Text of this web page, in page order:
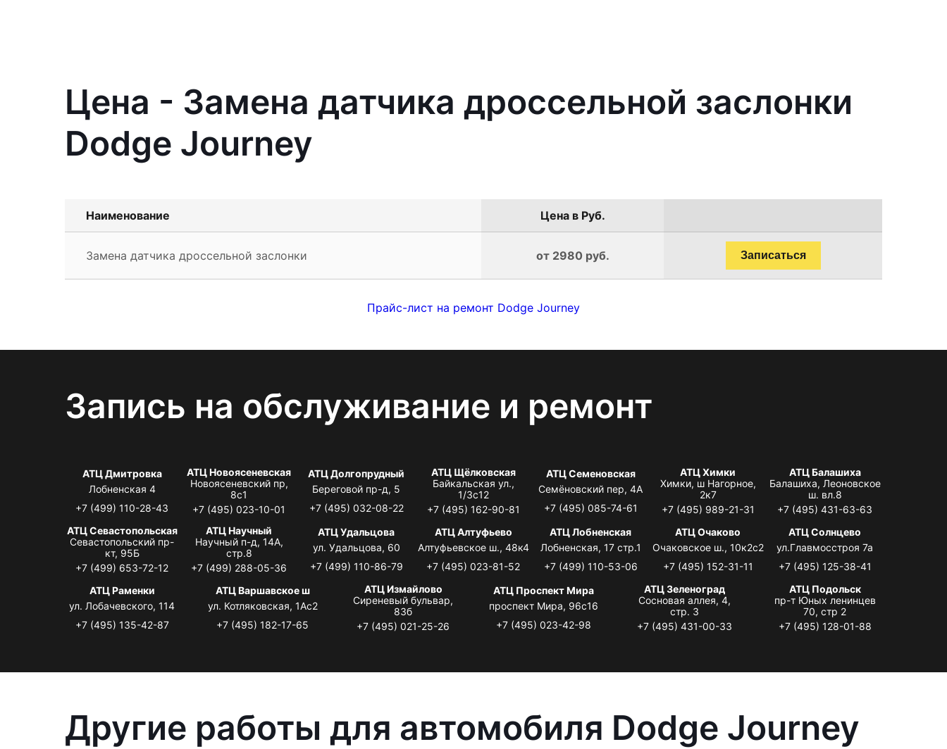
Цена - Замена датчика дроссельной заслонки
Dodge Journey
Наименование Цена в Руб.
Замена датчика дроссельной заслонки от 2980 руб. Записаться
Прайс-лист на ремонт Dodge Journey
Запись на обслуживание и ремонт
АТЦ Дмитровка
Лобненская 4
+7 (499) 110-28-43
АТЦ Новоясеневская
Новоясеневский пр,
8с1
+7 (495) 023-10-01
АТЦ Долгопрудный
Береговой пр-д, 5
+7 (495) 032-08-22
АТЦ Щёлковская
Байкальская ул.,
1/3с12
+7 (495) 162-90-81
АТЦ Семеновская
Семёновский пер, 4А
+7 (495) 085-74-61
АТЦ Химки
Химки, ш Нагорное,
2к7
+7 (495) 989-21-31
АТЦ Балашиха
Балашиха, Леоновское
ш. вл.8
+7 (495) 431-63-63
АТЦ Севастопольская
Севастопольский пр-
кт, 95Б
+7 (499) 653-72-12
АТЦ Научный
Научный п-д, 14А,
стр.8
+7 (499) 288-05-36
АТЦ Удальцова
ул. Удальцова, 60
+7 (499) 110-86-79
АТЦ Алтуфьево
Алтуфьевское ш., 48к4
+7 (495) 023-81-52
АТЦ Лобненская
Лобненская, 17 стр.1
+7 (499) 110-53-06
АТЦ Очаково
Очаковское ш., 10к2с2
+7 (495) 152-31-11
АТЦ Солнцево
ул.Главмосстроя 7а
+7 (495) 125-38-41
АТЦ Раменки
ул. Лобачевского, 114
+7 (495) 135-42-87
АТЦ Варшавское ш
ул. Котляковская, 1Ас2
+7 (495) 182-17-65
АТЦ Измайлово
Сиреневый бульвар,
83б
+7 (495) 021-25-26
АТЦ Проспект Мира
проспект Мира, 96с16
+7 (495) 023-42-98
АТЦ Зеленоград
Сосновая аллея, 4,
стр. 3
+7 (495) 431-00-33
АТЦ Подольск
пр-т Юных ленинцев
70, стр 2
+7 (495) 128-01-88
Другие работы для автомобиля Dodge Journey